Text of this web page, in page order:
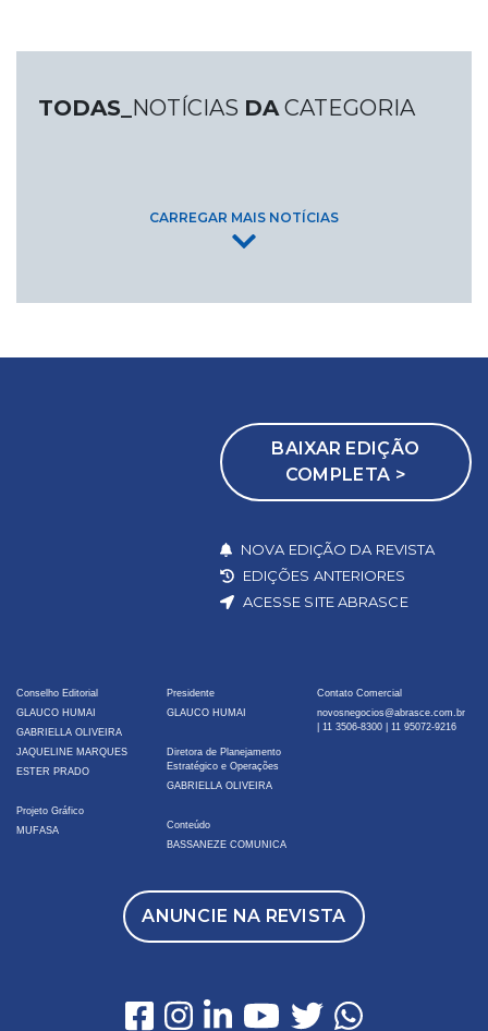
TODAS_ NOTÍCIAS DACATEGORIA
CARREGAR MAIS NOTÍCIAS
BAIXAR EDIÇÃO
COMPLETA >
NOVA EDIÇÃO DA REVISTA
EDIÇÕES ANTERIORES
ACESSE SITE ABRASCE
Conselho Editorial
GLAUCO HUMAI
GABRIELLA OLIVEIRA
JAQUELINE MARQUES
ESTER PRADO
Projeto Gráfico
MUFASA
Presidente
GLAUCO HUMAI
Diretora de Planejamento
Estratégico e Operações
GABRIELLA OLIVEIRA
Conteúdo
BASSANEZE COMUNICA
Contato Comercial
novosnegocios@abrasce.com.br
11 3506-8300| 11 95072-9216
ANUNCIE NA REVISTA